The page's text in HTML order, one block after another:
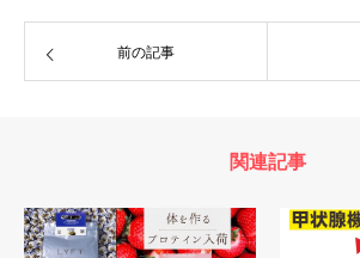
前の記事
関連記事